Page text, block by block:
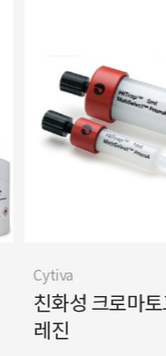
Cytiva
친화성 크로마
레진